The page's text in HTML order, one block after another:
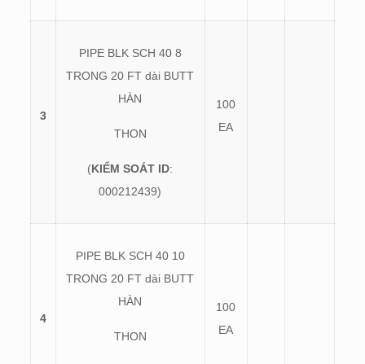
3
PIPE BLK SCH 40 8
TRONG 20 FT dài BUTT
HÀN
THON
(KIỂM SOÁT ID:
000212439)
100
EA
4
PIPE BLK SCH 40 10
TRONG 20 FT dài BUTT
HÀN
THON
100
EA